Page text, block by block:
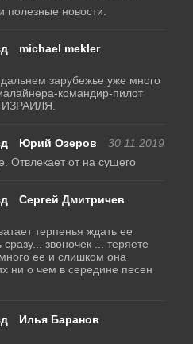
полезные новости.
michael mekler
зарубежье уже много
командир-пилот
ИЗРАИЛЯ.
Юрий Озеров
30.11.2019
Отвлекает от на сущего
Сергей Дмитричев
терпенья ждать ее
звоночек ... теряете
ее и слишком она
ни о чем в середине песен
Илья Баранов